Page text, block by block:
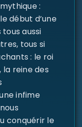
:
début d’une
aussi
tous si
: le roi
la reine des
infime
conquérir le